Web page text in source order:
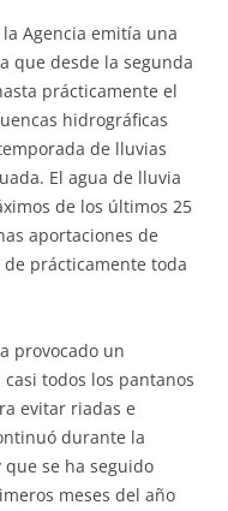
Agencia emitía una
que desde la segunda
prácticamente el
hidrográficas
de lluvias
El agua de lluvia
de los últimos 25
aportaciones de
de prácticamente toda
provocado un
todos los pantanos
evitar riadas e
durante la
se ha seguido
meses del año